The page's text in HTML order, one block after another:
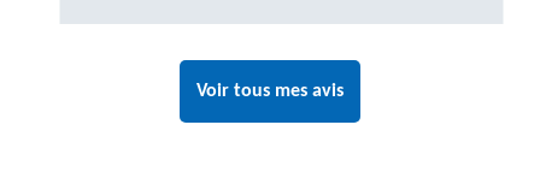
Voir tous mes avis